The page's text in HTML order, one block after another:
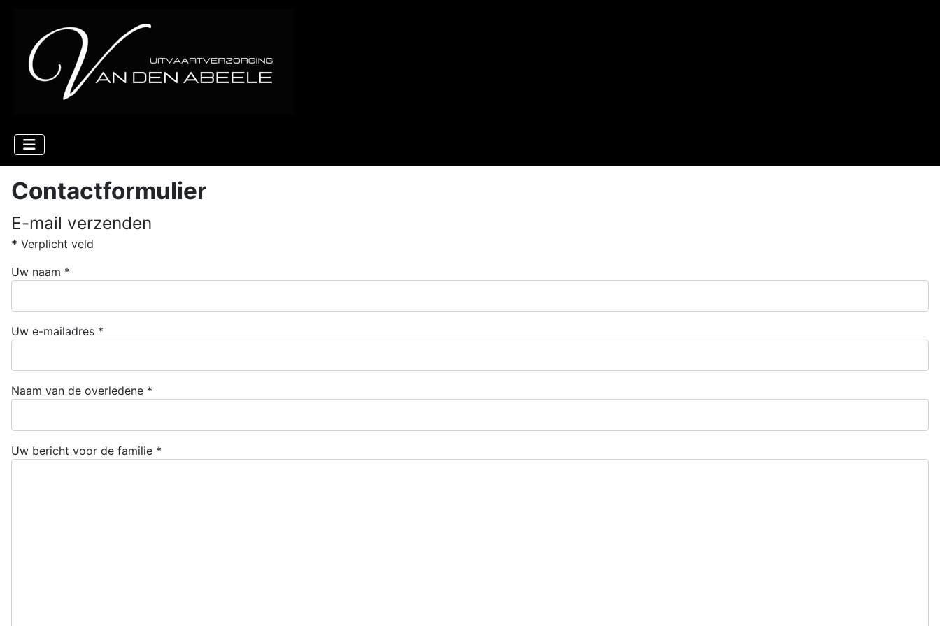
Contactformulier
E-mail verzenden
* Verplicht veld
Uw naam *
Uw e-mailadres *
Naam van de overledene *
Uw bericht voor de familie *